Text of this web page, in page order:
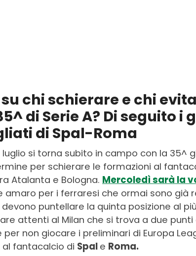
chi schierare e chi
di Serie A? Di seguito i
di Spal-Roma
luglio si torna subito in campo con la 35^
per schierare le formazioni al
Atalanta e Bologna. Mercoledì sarà la
amaro per i ferraresi che ormai sono già
puntellare la quinta posizione al
attenti al Milan che si trova a due
per non giocare i preliminari di Europa
fantacalcio di Spal e Roma.